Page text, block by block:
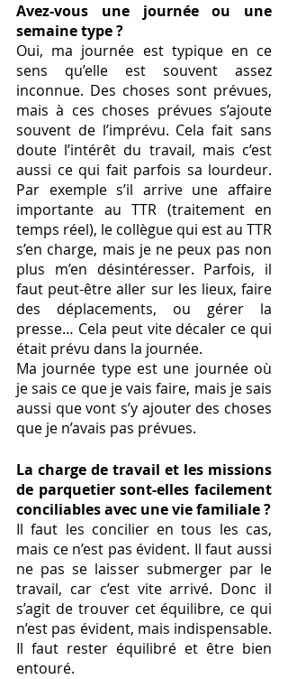
Avez-vous une journée ou une
semaine type ?
Oui, ma journée est typique en ce
sens qu’elle est souvent assez
inconnue. Des choses sont prévues,
mais à ces choses prévues s’ajoute
souvent de l’imprévu. Cela fait sans
doute l’intérêt du travail, mais c’est
aussi ce qui fait parfois sa lourdeur.
Par exemple s’il arrive une affaire
importante au TTR (traitement en
temps réel), le collègue qui est au TTR
s’en charge, mais je ne peux pas non
plus m’en désintéresser. Parfois, il
faut peut-être aller sur les lieux, faire
des déplacements, ou gérer la
presse… Cela peut vite décaler ce qui
était prévu dans la journée.
Ma journée type est une journée où
je sais ce que je vais faire, mais je sais
aussi que vont s’y ajouter des choses
que je n’avais pas prévues.
La charge de travail et les missions
de parquetier sont-elles facilement
Il faut les concilier en tous les cas,
mais ce n’est pas évident. Il faut aussi
ne pas se laisser submerger par le
travail, car c’est vite arrivé. Donc il
s’agit de trouver cet équilibre, ce qui
n’est pas évident, mais indispensable.
Il faut rester équilibré et être bien
entouré.